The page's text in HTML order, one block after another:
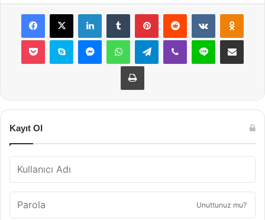
Facebook
X LinkedInTumblr PinterestReddit VKontakte
Pocket Skype MessengerWhatsAppTelegramViber Line E-Posta ile
Yazdır
Kayıt Ol
Unuttunuz mu?